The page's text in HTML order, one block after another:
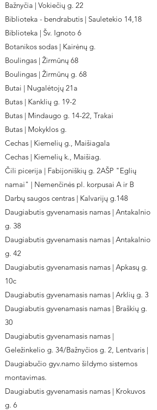
Bažnyčia | Vokiečių g. 22
Biblioteka - bendrabutis | Sauletekio 14,18
Biblioteka | Šv. Ignoto 6
Botanikos sodas | Kairėnų g.
Boulingas | Žirmūnų 68
Boulingas | Žirmūnų g. 68
Butai | Nugalėtojų 21a
Butas | Kanklių g. 19-2
Butas | Mindaugo g. 14-22, Trakai
Butas | Mokyklos g.
Cechas | Kiemelių g., Maišiagala
Cechas | Kiemelių k., Maišiag.
Čili picerija | Fabijoniškių g. 2AŠP "Eglių
namai" | Nemenčinės pl. korpusai A ir B
Darbų saugos centras | Kalvarijų g.148
Daugiabutis gyvenamasis namas | Antakalnio
g. 38
Daugiabutis gyvenamasis namas | Antakalnio
g. 42
Daugiabutis gyvenamasis namas | Apkasų g.
10c
Daugiabutis gyvenamasis namas | Arklių g. 3
Daugiabutis gyvenamasis namas | Braškių g.
30
Daugiabutis gyvenamasis namas |
Geležinkelio g. 34/Bažnyčios g. 2, Lentvaris |
Daugiabučio gyv.namo šildymo sistemos
montavimas.
Daugiabutis gyvenamasis namas | Krokuvos
g. 6